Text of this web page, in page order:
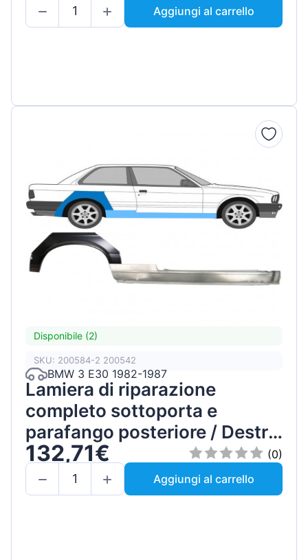
Aggiungi al carrello
Disponibile (2)
SKU: 200584-2 200542
BMW 3 E30 1982-1987
Lamiera di riparazione
completo sottoporta e
parafango posteriore / Destra
/ Set
132,71€
(0)
Aggiungi al carrello